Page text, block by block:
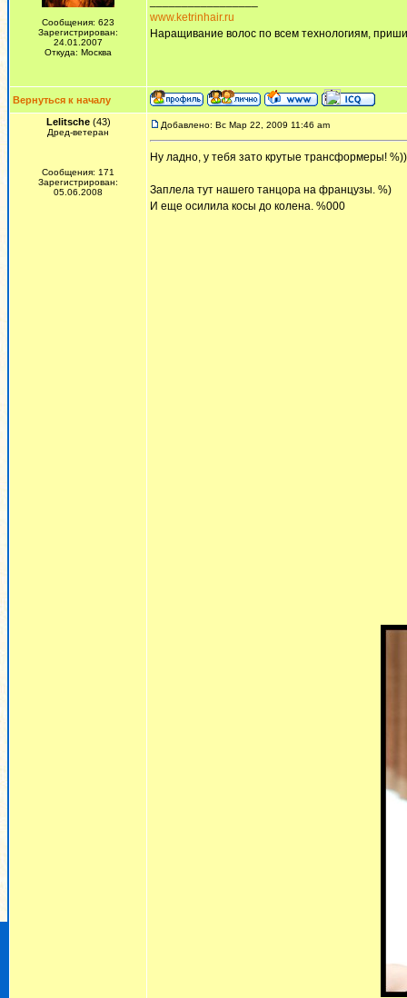
Сообщения: 623
Зарегистрирован:
24.01.2007
Откуда: Москва
www.ketrinhair.ru
Наращивание волос по всем технологиям,
Вернуться к началу
Lelitsche(43)
Дред-ветеран
Сообщения: 171
Зарегистрирован:
05.06.2008
Добавлено: Вс Мар 22, 2009 11:46 am
Ну ладно, у тебя зато крутые трансформеры!
Заплела тут нашего танцора на французы. %)
И еще осилила косы до колена. %000